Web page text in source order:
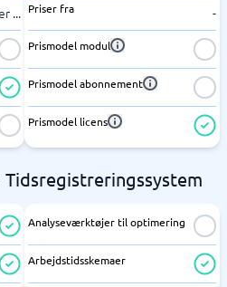
... Priser fra -
Prismodel modul
Prismodel abonnement
Prismodel licens
Analyseværktøjer til optimering
Arbejdstidsskemaer